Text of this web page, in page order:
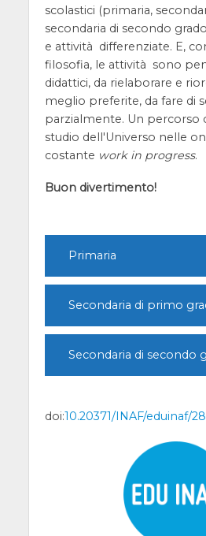
scolastici (primaria,
secondaria di secondo
e attività differenziate. E,
filosofia, le attività sono
didattici, da rielaborare e
meglio preferite, da fare di
parzialmente. Un percorso
studio dell'Universo nelle
costante work in progress.
Buon divertimento!
Primaria
Secondaria di primo
Secondaria di secondo
doi:10.20371/INAF/eduinaf/